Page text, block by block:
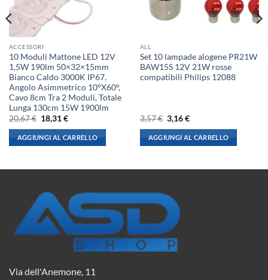
ACCESSORI
10 Moduli Mattone LED 12V
1,5W 190lm 50×32×15mm
Bianco Caldo 3000K IP67,
Angolo Asimmetrico 10°X60°,
Cavo 8cm Tra 2 Moduli, Totale
Lunga 130cm 15W 1900lm
20,67€ Il
prezzo
originale
era:
20,67 €.
18,31€Il
attuale
è:
18,31 €.
AGGIUNGI AL CARRELLO
ALL
Set 10 lampade alogene PR21W
BAW15S 12V 21W rosse
compatibili Philips 12088
3,57€ Il
prezzo
originale
era:
3,57 €.
3,16€Il
attuale
è:
3,16 €.
AGGIUNGI AL CARRELLO
Via dell'Anemone, 11